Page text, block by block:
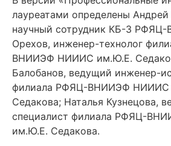
лауреатами определены
научный сотрудник КБ-3
Орехов, инженер-технолог
ВНИИЭФ НИИИС им.Ю.Е.
Балобанов, ведущий инженер-
филиала РФЯЦ-ВНИИЭФ НИИИС
Седакова; Наталья Кузнецова,
специалист филиала РФЯЦ-
им.Ю.Е. Седакова.